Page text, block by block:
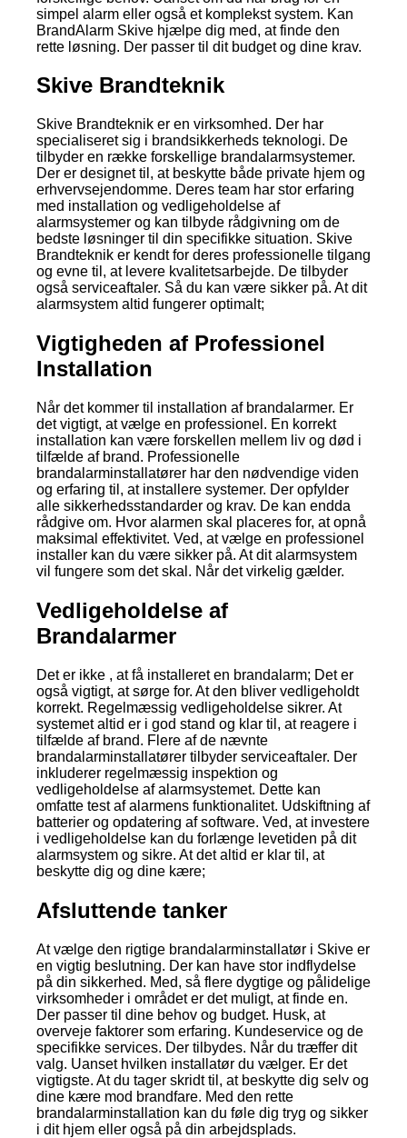
simpel alarm eller også et komplekst system. Kan
BrandAlarm Skive hjælpe dig med, at finde den
rette løsning. Der passer til dit budget og dine krav.
Skive Brandteknik
Skive Brandteknik er en virksomhed. Der har
specialiseret sig i brandsikkerheds teknologi. De
tilbyder en række forskellige brandalarmsystemer.
Der er designet til, at beskytte både private hjem og
erhvervsejendomme. Deres team har stor erfaring
med installation og vedligeholdelse af
alarmsystemer og kan tilbyde rådgivning om de
bedste løsninger til din specifikke situation. Skive
Brandteknik er kendt for deres professionelle tilgang
og evne til, at levere kvalitetsarbejde. De tilbyder
også serviceaftaler. Så du kan være sikker på. At dit
alarmsystem altid fungerer optimalt;
Vigtigheden af Professionel
Installation
Når det kommer til installation af brandalarmer. Er
det vigtigt, at vælge en professionel. En korrekt
installation kan være forskellen mellem liv og død i
tilfælde af brand. Professionelle
brandalarminstallatører har den nødvendige viden
og erfaring til, at installere systemer. Der opfylder
alle sikkerhedsstandarder og krav. De kan endda
rådgive om. Hvor alarmen skal placeres for, at opnå
maksimal effektivitet. Ved, at vælge en professionel
installer kan du være sikker på. At dit alarmsystem
vil fungere som det skal. Når det virkelig gælder.
Vedligeholdelse af
Brandalarmer
Det er ikke , at få installeret en brandalarm; Det er
også vigtigt, at sørge for. At den bliver vedligeholdt
korrekt. Regelmæssig vedligeholdelse sikrer. At
systemet altid er i god stand og klar til, at reagere i
tilfælde af brand. Flere af de nævnte
brandalarminstallatører tilbyder serviceaftaler. Der
inkluderer regelmæssig inspektion og
vedligeholdelse af alarmsystemet. Dette kan
omfatte test af alarmens funktionalitet. Udskiftning af
batterier og opdatering af software. Ved, at investere
i vedligeholdelse kan du forlænge levetiden på dit
alarmsystem og sikre. At det altid er klar til, at
beskytte dig og dine kære;
Afsluttende tanker
At vælge den rigtige brandalarminstallatør i Skive er
en vigtig beslutning. Der kan have stor indflydelse
på din sikkerhed. Med, så flere dygtige og pålidelige
virksomheder i området er det muligt, at finde en.
Der passer til dine behov og budget. Husk, at
overveje faktorer som erfaring. Kundeservice og de
specifikke services. Der tilbydes. Når du træffer dit
valg. Uanset hvilken installatør du vælger. Er det
vigtigste. At du tager skridt til, at beskytte dig selv og
dine kære mod brandfare. Med den rette
brandalarminstallation kan du føle dig tryg og sikker
i dit hjem eller også på din arbejdsplads.